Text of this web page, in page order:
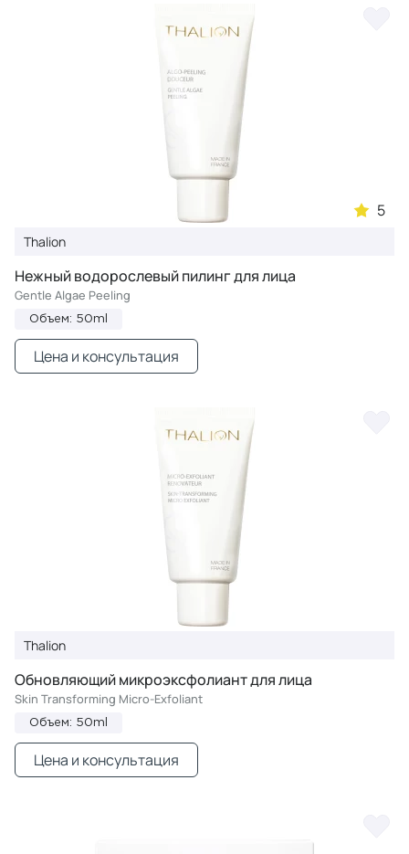
5
Thalion
Нежный водорослевый пилинг для лица
Gentle Algae Peeling
Объем: 50ml
Цена и консультация
Thalion
Обновляющий микроэксфолиант для лица
Skin Transforming Micro-Exfoliant
Объем: 50ml
Цена и консультация